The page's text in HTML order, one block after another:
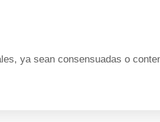
ya sean consensuadas o